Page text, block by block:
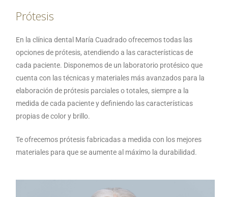
Prótesis
En la clínica dental María Cuadrado ofrecemos todas las
opciones de prótesis, atendiendo a las características de
cada paciente. Disponemos de un laboratorio protésico que
cuenta con las técnicas y materiales más avanzados para la
elaboración de prótesis parciales o totales, siempre a la
medida de cada paciente y definiendo las características
propias de color y brillo.
Te ofrecemos prótesis fabricadas a medida con los mejores
materiales para que se aumente al máximo la durabilidad.